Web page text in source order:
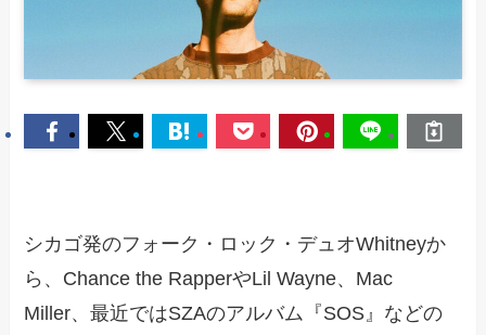
シカゴ発のフォーク・ロック・デュオWhitneyか
ら、Chance the RapperやLil Wayne、Mac
Miller、最近ではSZAのアルバム『SOS』などの